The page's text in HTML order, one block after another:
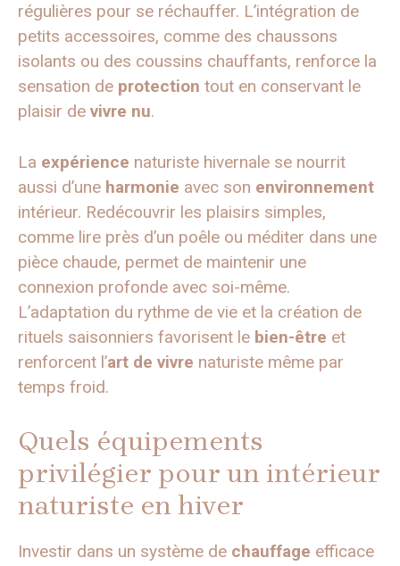
régulières pour se réchauffer. L’intégration de
petits accessoires, comme des chaussons
isolants ou des coussins chauffants, renforce la
sensation de protection tout en conservant le
plaisir de vivre nu.
La expérience naturiste hivernale se nourrit
aussi d’une harmonie avec son environnement
intérieur. Redécouvrir les plaisirs simples,
comme lire près d’un poêle ou méditer dans une
pièce chaude, permet de maintenir une
connexion profonde avec soi-même.
L’adaptation du rythme de vie et la création de
rituels saisonniers favorisent le bien-être et
renforcent l’art de vivre naturiste même par
temps froid.
Quels équipements
privilégier pour un intérieur
naturiste en hiver
Investir dans un système de chauffage efficace